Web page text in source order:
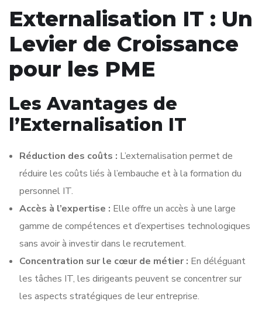
Externalisation IT : Un
Levier de Croissance
pour les PME
Les Avantages de
l’Externalisation IT
Réduction des coûts : L’externalisation permet de
réduire les coûts liés à l’embauche et à la formation du
personnel IT.
Accès à l’expertise : Elle offre un accès à une large
gamme de compétences et d’expertises technologiques
sans avoir à investir dans le recrutement.
Concentration sur le cœur de métier : En déléguant
les tâches IT, les dirigeants peuvent se concentrer sur
les aspects stratégiques de leur entreprise.